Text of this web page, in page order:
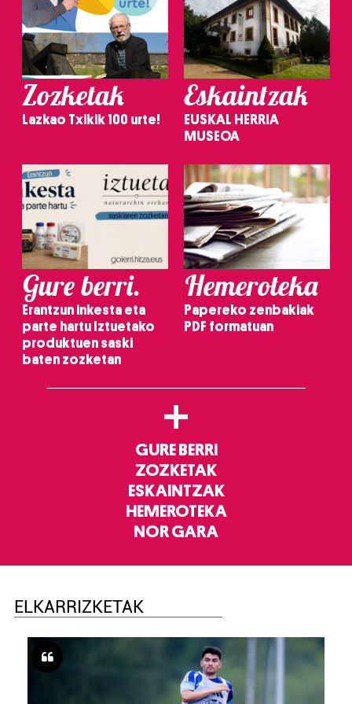
Zozketak
Lazkao Txikik 100 urte!
Eskaintzak
EUSKAL HERRIA
MUSEOA
Gure berri.
Erantzun inkesta eta
parte hartu Iztuetako
produktuen saski
baten zozketan
Hemeroteka
Papereko zenbakiak
PDF formatuan
+
GURE BERRI
ZOZKETAK
ESKAINTZAK
HEMEROTEKA
NOR GARA
ELKARRIZKETAK